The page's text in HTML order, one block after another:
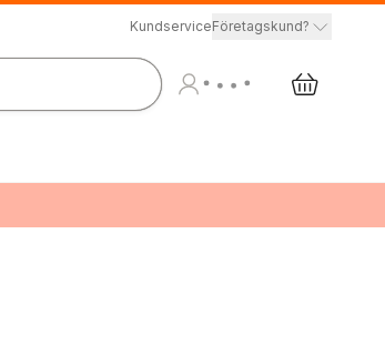
KundserviceFöretagskund?